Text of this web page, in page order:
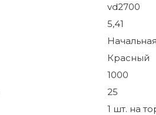
vd2700
5,41
Красный
1000
25
1 шт. на